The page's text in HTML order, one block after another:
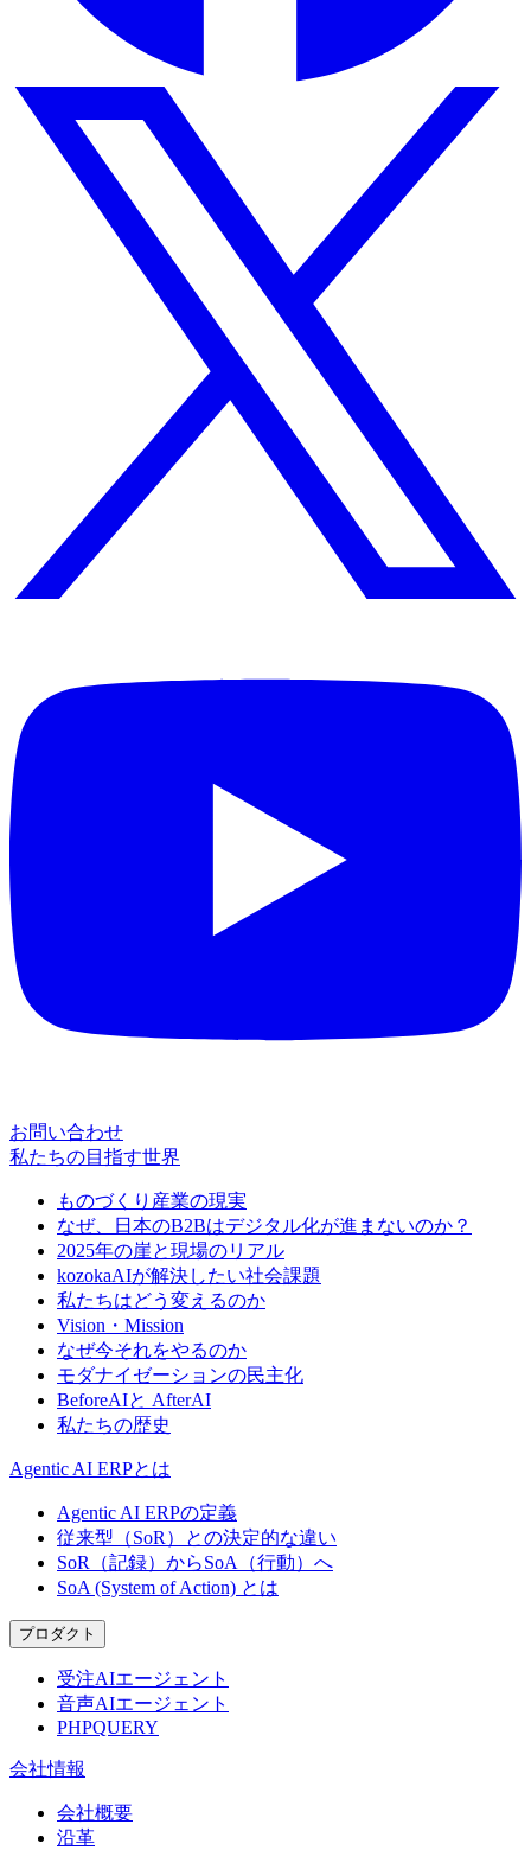
お問い合わせ
私たちの目指す世界
ものづくり産業の現実
なぜ、日本のB2Bはデジタル化が進まないのか？
2025年の崖と現場のリアル
kozokaAIが解決したい社会課題
私たちはどう変えるのか
Vision・Mission
なぜ今それをやるのか
モダナイゼーションの民主化
BeforeAIと AfterAI
私たちの歴史
Agentic AI ERPとは
Agentic AI ERPの定義
従来型（SoR）との決定的な違い
SoR（記録）からSoA（行動）へ
SoA (System of Action) とは
プロダクト
受注AIエージェント
音声AIエージェント
PHPQUERY
会社情報
会社概要
沿革